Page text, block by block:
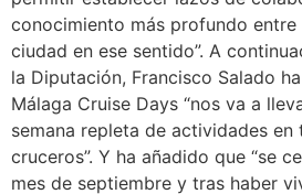
conocimiento más profundo entre
ciudad en ese sentido”. A
la Diputación, Francisco Salado
Málaga Cruise Days “nos va a
semana repleta de actividades
cruceros”. Y ha añadido que “se
mes de septiembre y tras haber